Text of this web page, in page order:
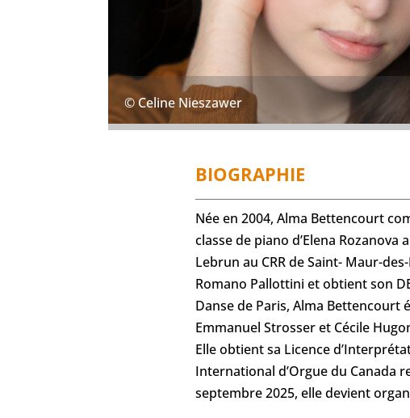
© Celine Nieszawer
BIOGRAPHIE
Née en 2004, Alma Bettencourt
classe de piano d’Elena Rozanova
Lebrun au CRR de Saint- Maur-
Romano Pallottini et obtient son
Danse de Paris, Alma Bettencourt
Emmanuel Strosser et Cécile
Elle obtient sa Licence
International d’Orgue du Canada
septembre 2025, elle devient